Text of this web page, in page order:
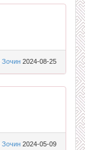
Зочин 2024-08-25
Зочин 2024-05-09